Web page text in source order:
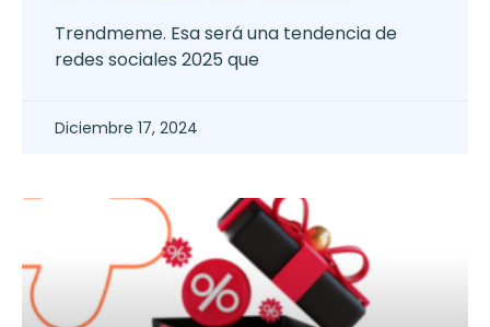
Trendmeme. Esa será una tendencia de
redes sociales 2025 que
Diciembre 17, 2024